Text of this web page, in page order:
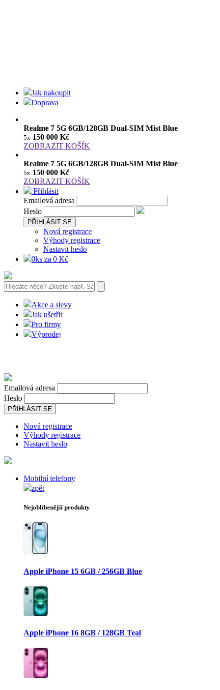
Jak nakoupit
Doprava
Realme 7 5G 6GB/128GB Dual-SIM Mist Blue
5x 150 000 Kč
ZOBRAZIT KOŠÍK
Realme 7 5G 6GB/128GB Dual-SIM Mist Blue
5x 150 000 Kč
ZOBRAZIT KOŠÍK
Přihlásit
Emailová adresa
Heslo
PŘIHLÁSIT SE
Nová registrace
Výhody registrace
Nastavit heslo
0ks za 0 Kč
Akce a slevy
Jak ušetřit
Pro firmy
Výprodej
Emailová adresa
Heslo
PŘIHLÁSIT SE
Nová registrace
Výhody registrace
Nastavit heslo
Mobilní telefony
zpět
Nejoblíbenější produkty
Apple iPhone 15 6GB / 256GB Blue
Apple iPhone 16 8GB / 128GB Teal